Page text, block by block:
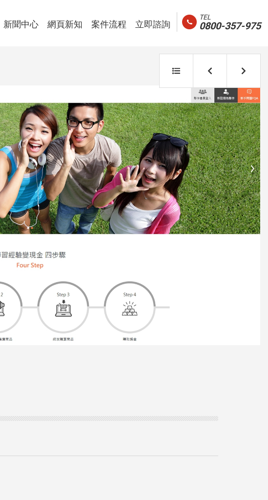
TEL
0800-357-975
團隊介紹
新聞中心
最新消息與活動花絮
網頁新知
網頁設計新知案件流程
我們的案件設計流程
立即諮詢
聯絡我們以獲得更多資訊
返
回
列
表
上
一
案
例
下
一
案
例